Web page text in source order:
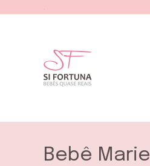
.
Bebê Marie